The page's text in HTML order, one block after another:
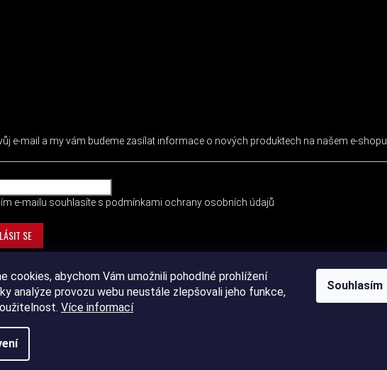
cookies, abychom Vám umožnili pohodlné prohlížení
analýze provozu webu neustále zlepšovali jeho funkce,
Více informací
Souhlasím
e-mail a my vám budeme zasílat informace o nových produktech na našem e-shopu.
e-mailu souhlasíte s podmínkami ochrany osobních údajů
SE